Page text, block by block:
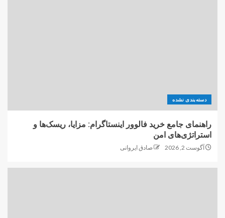
دسته‌بندی نشده
راهنمای جامع خرید فالوور اینستاگرام: مزایا، ریسک‌ها و
استراتژی‌های امن
آگوست 2, 2026 صادق ایروانی